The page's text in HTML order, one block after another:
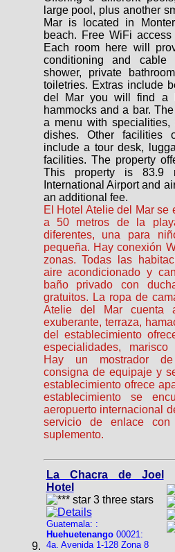
large pool, plus another
Mar is located in
beach. Free WiFi
Each room here will
conditioning and cable
shower, private
toiletries. Extras include
del Mar you will find a
hammocks and a bar.
a menu with specialities,
dishes. Other facilities
include a tour desk,
facilities. The property
This property is 83.9
International Airport and
an additional fee.
El Hotel Atelie del Mar se
a 50 metros de la
diferentes, una para
pequeña. Hay conexión
zonas. Todas las
aire acondicionado y
baño privado con
gratuitos. La ropa de
Atelie del Mar cuenta
exuberante, terraza,
del establecimiento
especialidades,
Hay un mostrador de
consigna de equipaje y
establecimiento ofrece
establecimiento se
aeropuerto internacional
servicio de enlace
suplemento.
La Chacra de Joel
Hotel
Guatemala: :
Huehuetenango00021:
4a. Avenida 1-128 Zona 8